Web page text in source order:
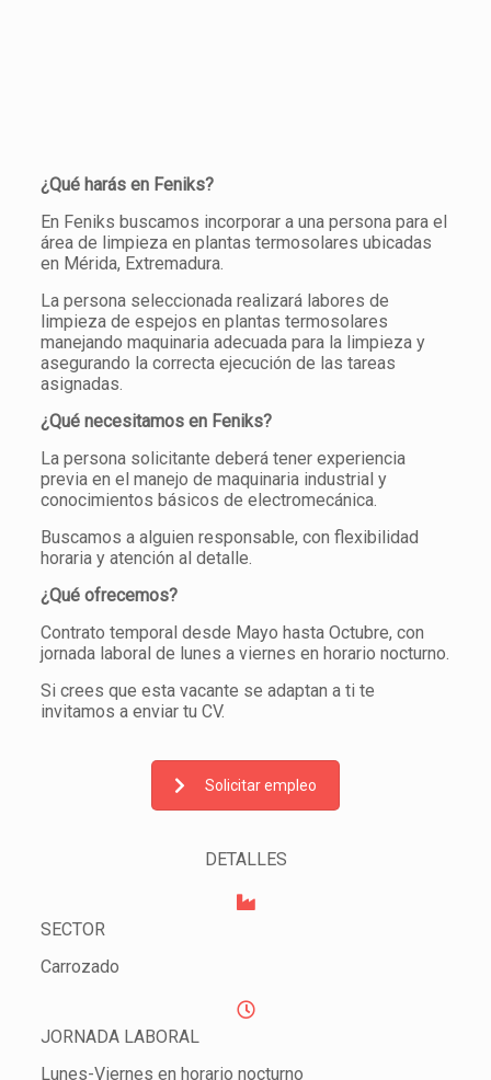
¿Qué harás en Feniks?
En Feniks buscamos incorporar a una persona para el
área de limpieza en plantas termosolares ubicadas
en Mérida, Extremadura.
La persona seleccionada realizará labores de
limpieza de espejos en plantas termosolares
manejando maquinaria adecuada para la limpieza y
asegurando la correcta ejecución de las tareas
asignadas.
¿Qué necesitamos en Feniks?
La persona solicitante deberá tener experiencia
previa en el manejo de maquinaria industrial y
conocimientos básicos de electromecánica.
Buscamos a alguien responsable, con flexibilidad
horaria y atención al detalle.
¿Qué ofrecemos?
Contrato temporal desde Mayo hasta Octubre, con
jornada laboral de lunes a viernes en horario nocturno.
Si crees que esta vacante se adaptan a ti te
invitamos a enviar tu CV.
Solicitar empleo
DETALLES
SECTOR
Carrozado
JORNADA LABORAL
Lunes-Viernes en horario nocturno